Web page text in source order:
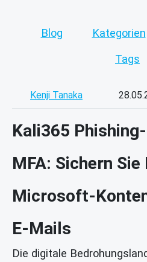
Blog Kategorien
Tags
Kenji Tanaka
Kali365
MFA: Sichern Sie
Microsoft-
E-Mails
Die digitale